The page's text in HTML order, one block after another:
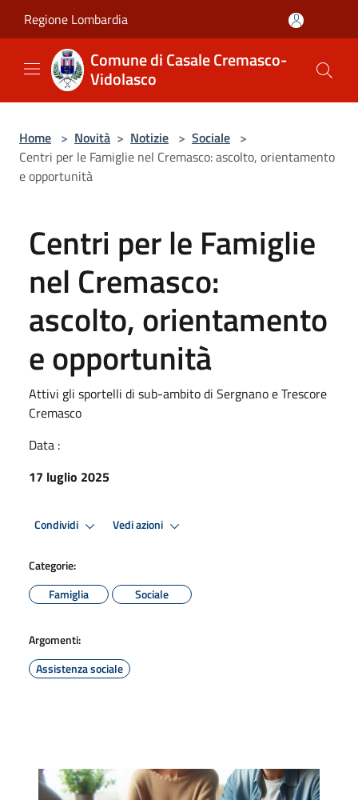
Regione Lombardia
Comune di Casale Cremasco-
Vidolasco
Home > Novità > Notizie > Sociale >
Centri per le Famiglie nel Cremasco: ascolto, orientamento
e opportunità
Centri per le Famiglie
nel Cremasco:
ascolto, orientamento
e opportunità
Attivi gli sportelli di sub-ambito di Sergnano e Trescore
Cremasco
Data :
17 luglio 2025
Condividi Vedi azioni
Categorie:
Famiglia
Sociale
Argomenti:
Assistenza sociale